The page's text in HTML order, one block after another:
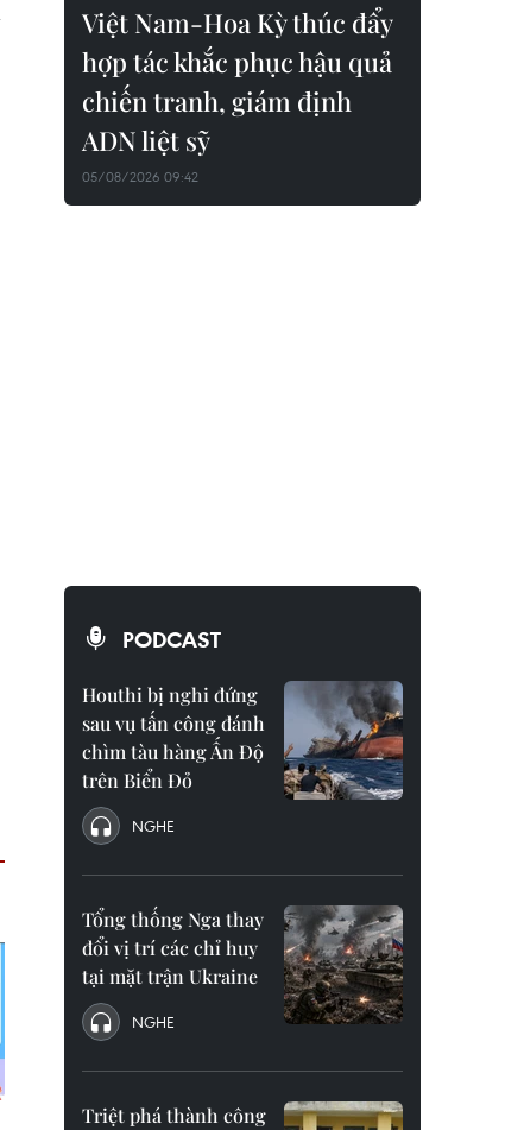
Việt Nam-Hoa Kỳ thúc đẩy
hợp tác khắc phục hậu quả
chiến tranh, giám định
ADN liệt sỹ
05/08/2026 09:42
PODCAST
Houthi bị nghi đứng
sau vụ tấn công đánh
chìm tàu hàng Ấn Độ
trên Biển Đỏ
NGHE
Tổng thống Nga thay
đổi vị trí các chỉ huy
tại mặt trận Ukraine
NGHE
Triệt phá thành công